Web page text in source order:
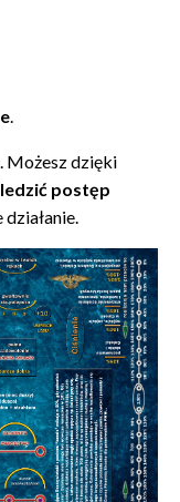
.
Możesz dzięki
postęp